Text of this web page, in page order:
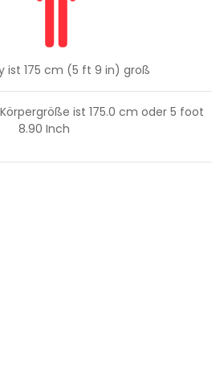
ist 175 cm (5 ft 9 in) groß
ist 175.0 cm oder 5 foot
8.90 Inch